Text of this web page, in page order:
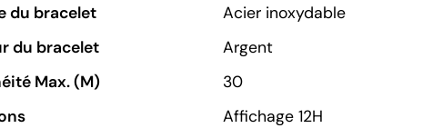
du bracelet
Acier inoxydable
du bracelet
Argent
Max. (M)
30
Affichage 12H